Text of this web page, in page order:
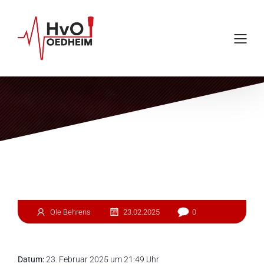
Ole Behrens 23.02.2025 0
Datum:23. Februar 2025 um 21:49 Uhr